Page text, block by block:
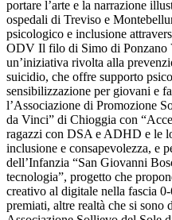
portare l’arte e la narrazione
ospedali di Treviso e
psicologico e inclusione
ODV Il filo di Simo di Ponzano
un’iniziativa rivolta alla
suicidio, che offre supporto
sensibilizzazione per giovani e
l’Associazione di Promozione
da Vinci” di Chioggia con
ragazzi con DSA e ADHD e le
inclusione e consapevolezza, e
dell’Infanzia “San Giovanni
tecnologia”, progetto che
creativo al digitale nella fascia
premiati, altre realtà che si sono